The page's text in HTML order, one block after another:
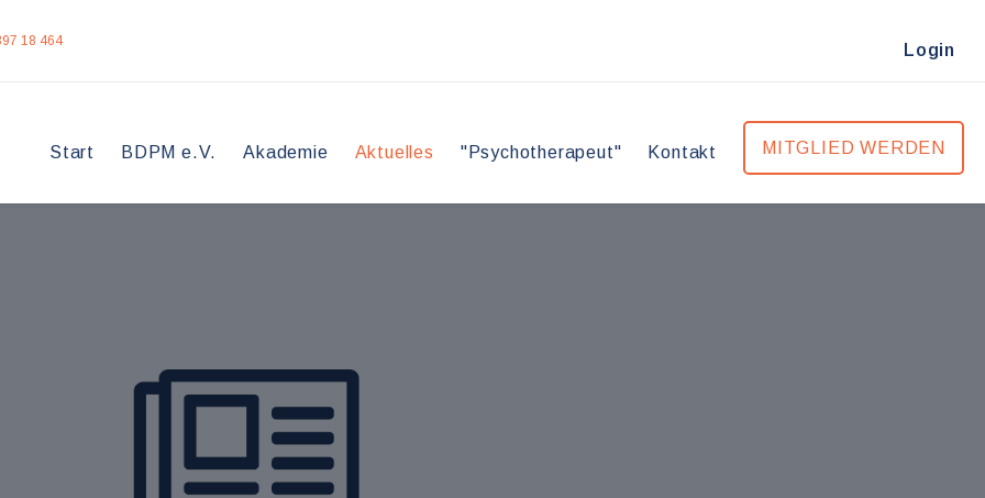
18 464
Login
Start BDPM e.V. Akademie Aktuelles "Psychotherapeut" Kontakt MITGLIED WERDEN